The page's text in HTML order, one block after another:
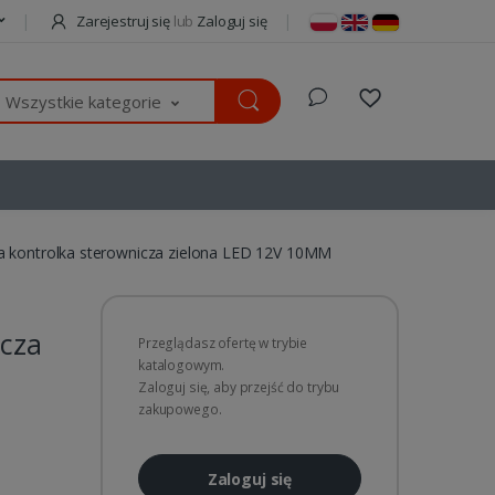
Zarejestruj się lub Zaloguj się
Wszystkie kategorie
kontrolka sterownicza zielona LED 12V 10MM
Przeglądasz ofertę w trybie
katalogowym.
Zaloguj się, aby przejść do trybu
zakupowego.
Zaloguj się